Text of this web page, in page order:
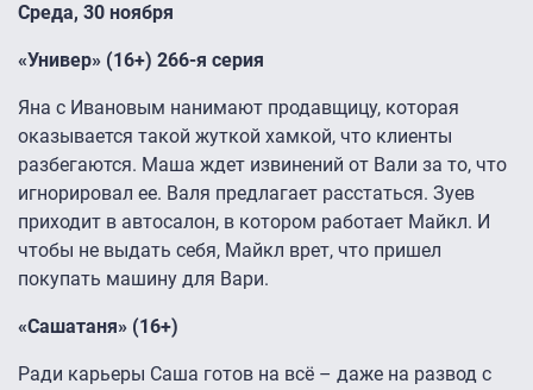
Среда, 30 ноября
«Универ» (16+) 266-я серия
Яна с Ивановым нанимают продавщицу, которая
оказывается такой жуткой хамкой, что клиенты
разбегаются. Маша ждет извинений от Вали за то, что
игнорировал ее. Валя предлагает расстаться. Зуев
приходит в автосалон, в котором работает Майкл. И
чтобы не выдать себя, Майкл врет, что пришел
покупать машину для Вари.
«Сашатаня» (16+)
Ради карьеры Саша готов на всё – даже на развод с